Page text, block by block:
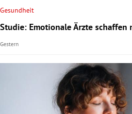
Gesundheit
Studie: Emotionale Ärzte schaffen
Gestern